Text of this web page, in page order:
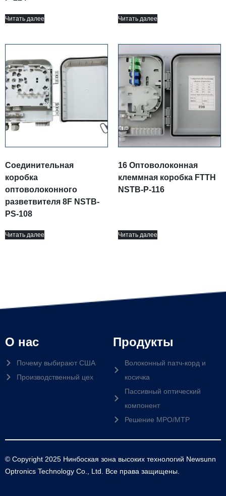
Читать далее Читать далее
Соединительная
коробка
оптоволоконного
разветвителя 8F NSTB-
PS-108
Читать далее
16 Оптоволоконная
клеммная коробка FTTH
NSTB-P-116
Читать далее
О нас
Почему выбирают США
Производственный цех
Продукты
Волоконный патч-корд и
косичка
Пассивный оптический
компонент
Решение MPO/MTP
© Copyright 2025 Нинбоская зона высоких технологий Newsunn
Optronics Technology Co., Ltd. Все права защищены.